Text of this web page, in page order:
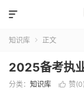

知识库  正文
2025备考执
分类： 知识库  赞(0)